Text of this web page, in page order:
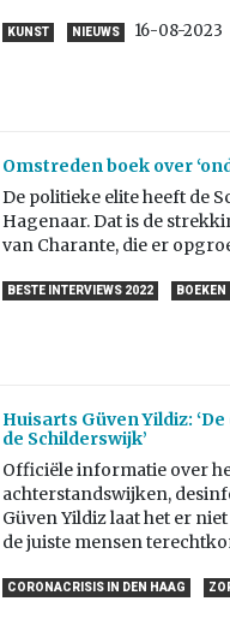
KUNST NIEUWS 16-08-2023
Omstreden boek over
De politieke elite heeft de
Hagenaar. Dat is de
van Charante, die er
BESTE INTERVIEWS 2022 BOEKEN
Huisarts Güven Yildiz:
de Schilderswijk’
Officiële informatie over
achterstandswijken,
Güven Yildiz laat het er
de juiste mensen
CORONACRISIS IN DEN HAAG